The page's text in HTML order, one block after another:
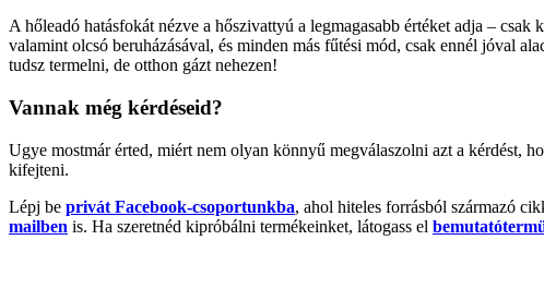
A hőleadó hatásfokát nézve a hőszivattyú a legmagasabb értéket adja –
valamint olcsó beruházásával, és minden más fűtési mód, csak ennél jóval
tudsz termelni, de otthon gázt nehezen!
Vannak még kérdéseid?
Ugye mostmár érted, miért nem olyan könnyű megválaszolni azt a kérdést,
kifejteni.
Lépj be privát Facebook-csoportunkba, ahol hiteles forrásból származó
mailben is. Ha szeretnéd kipróbálni termékeinket, látogass el